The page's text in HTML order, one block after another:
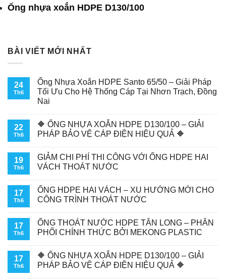
Ống nhựa xoắn HDPE D130/100
BÀI VIẾT MỚI NHẤT
24
Th6
Ống Nhựa Xoắn HDPE Santo 65/50 – Giải Pháp
Tối Ưu Cho Hệ Thống Cáp Tại Nhơn Trạch, Đồng
Nai
22
Th6
🔶 ỐNG NHỰA XOẮN HDPE D130/100 – GIẢI
PHÁP BẢO VỆ CÁP ĐIỆN HIỆU QUẢ 🔶
19
Th6
GIẢM CHI PHÍ THI CÔNG VỚI ỐNG HDPE HAI
VÁCH THOÁT NƯỚC
17
Th6
ỐNG HDPE HAI VÁCH – XU HƯỚNG MỚI CHO
CÔNG TRÌNH THOÁT NƯỚC
17
Th6
ỐNG THOÁT NƯỚC HDPE TÂN LONG – PHÂN
PHỐI CHÍNH THỨC BỞI MEKONG PLASTIC
17
Th6
🔶 ỐNG NHỰA XOẮN HDPE D130/100 – GIẢI
PHÁP BẢO VỆ CÁP ĐIỆN HIỆU QUẢ 🔶